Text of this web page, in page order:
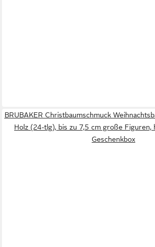
BRUBAKER Christbaumschmuck
Holz (24-tlg), bis zu 7,5 cm große Figuren,
Geschenkbox